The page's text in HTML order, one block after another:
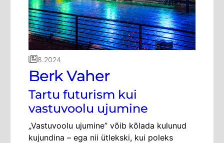
8.2024
Berk Vaher
Tartu futurism kui
vastuvoolu ujumine
„Vastuvoolu ujumine” võib kõlada kulunud
kujundina – ega nii ütlekski, kui poleks